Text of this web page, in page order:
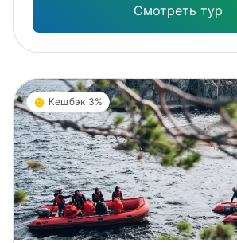
Смотреть тур
Кешбэк 3%